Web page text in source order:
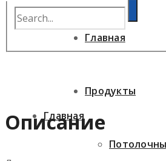
Главная
Главная
Продукты
Описание